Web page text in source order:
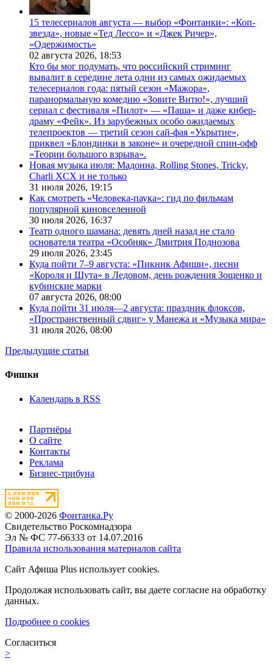
15 телесериалов августа — выбор «Фонтанки»: «Коп-
звезда», новые «Тед Лессо» и «Джек Ричер»,
«Одержимость»
02 августа 2026, 18:53
Кто бы мог подумать, что российский стриминг
вывалит в середине лета одни из самых ожидаемых
телесериалов года: пятый сезон «Мажора»,
паранормальную комедию «Зовите Витю!», лучший
сериал с фестиваля «Пилот» — «Паша» и даже кибер-
драму «Фейк». Из зарубежных особо ожидаемых
телепроектов — третий сезон сай-фая «Укрытие»,
приквел «Блондинки в законе» и очередной спин-офф
«Теории большого взрыва».
Новая музыка июля: Мадонна, Rolling Stones, Tricky,
Charli XCX и не только
31 июля 2026, 19:15
Как смотреть «Человека-паука»: гид по фильмам
популярной киновселенной
30 июля 2026, 16:37
Театр одного шамана: девять дней назад не стало
основателя театра «Особняк» Дмитрия Поднозова
29 июля 2026, 23:45
Куда пойти 7–9 августа: «Пикник Афиши», песни
«Короля и Шута» в Ледовом, день рождения Зощенко и
кубинские марки
07 августа 2026, 08:00
Куда пойти 31 июля—2 августа: праздник флоксов,
«Пространственный сдвиг» у Манежа и «Музыка мира»
31 июля 2026, 08:00
Предыдущие статьи
Фишки
Календарь в RSS
Партнёры
О сайте
Контакты
Реклама
Бизнес-трибуна
© 2000-2026 Фонтанка.Ру
Свидетельство Роскомнадзора
Эл № ФС 77-66333 от 14.07.2016
Правила использования материалов сайта
Сайт Афиша Plus использует cookies.
Продолжая использовать сайт, вы даете согласие на обработку
данных.
Подробнее о cookies
Согласиться
>